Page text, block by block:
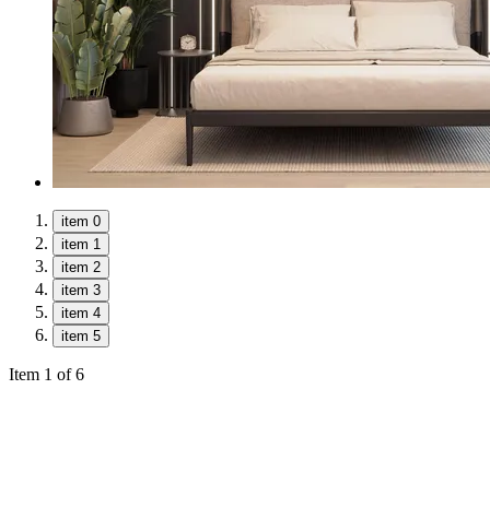
item 0
item 1
item 2
item 3
item 4
item 5
Item 1 of 6